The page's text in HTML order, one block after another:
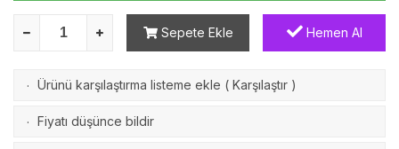
Sepete Ekle Hemen Al
· Ürünü karşılaştırma listeme ekle ( Karşılaştır )
· Fiyatı düşünce bildir